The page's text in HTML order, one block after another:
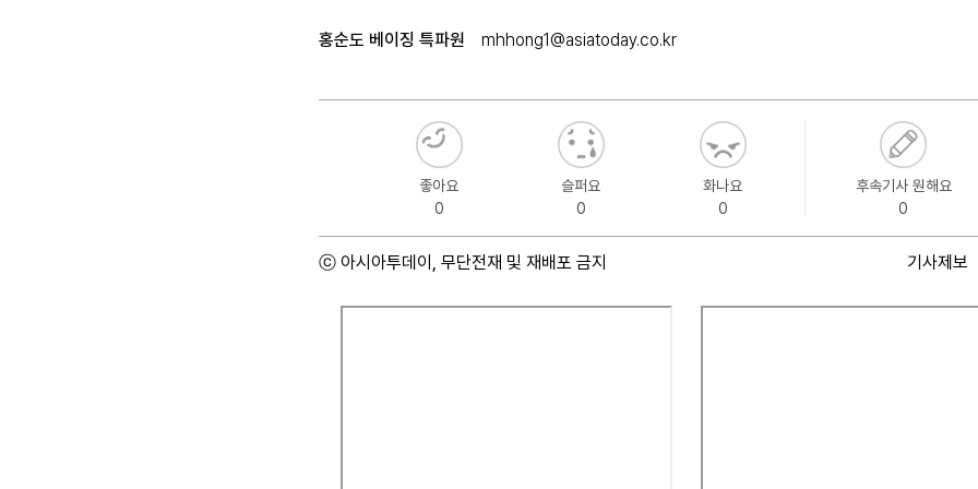
홍순도 베이징 특파원 mhhong1@asiatoday.co.kr
좋아요
0
슬퍼요
0
화나요
0
후속기사 원해요
0
ⓒ 아시아투데이, 무단전재 및 재배포 금지 기사제보